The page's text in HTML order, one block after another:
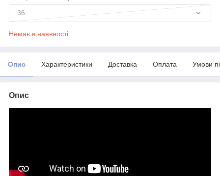
36
Немає в наявності
Опис Характеристики Доставка Оплата Умови
Опис